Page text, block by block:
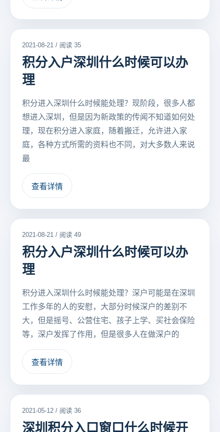
2021-08-21 / 阅读 35
积分入户深圳什么时候可以办
理
积分进入深圳什么时候能处理？现阶段，很多人都
想进入深圳，但是因为新政策的传闻不知道如何处
理，现在积分进入家庭，随着搬迁，允许进入家
庭，各种方式所需的资料也不同，对大多数人来说
最
查看详情
2021-08-21 / 阅读 49
积分入户深圳什么时候可以办
理
积分进入深圳什么时候能处理？深户可能是在深圳
工作多年的人的安慰，大部分时候深户的差别不
大，但是摇号、公营住宅、孩子上学、买社会保险
等，深户发挥了作用，但是很多人在做深户的
查看详情
2021-05-12 / 阅读 36
深圳积分入口窗口什么时候开